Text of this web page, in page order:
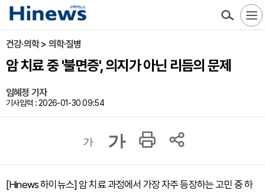
건강·의학 > 의학·질병
암 치료 중 '불면증', 의지가 아닌 리듬의 문제
임혜정 기자
기사입력 : 2026-01-30 09:54
가 가
[Hinews 하이뉴스] 암 치료 과정에서 가장 자주 등장하는 고민 중 하